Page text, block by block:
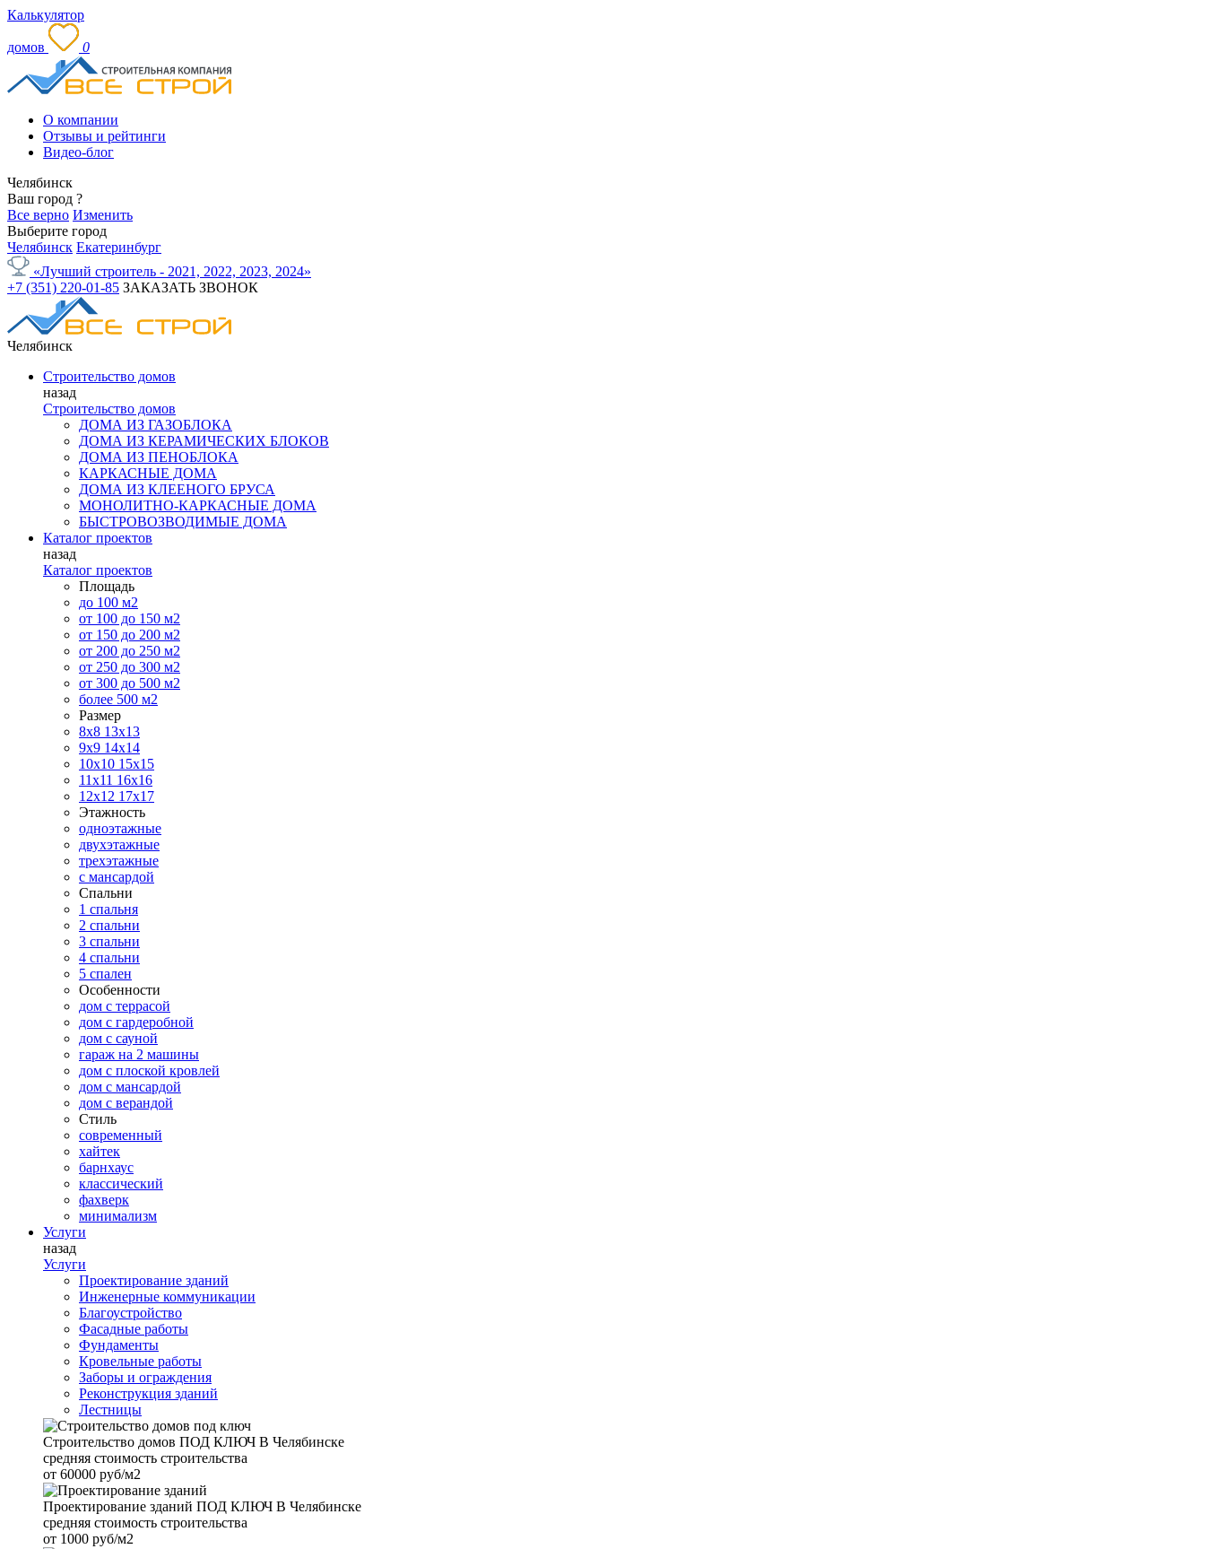
Калькулятор
домов 0
О компании
Отзывы и рейтинги
Видео-блог
Челябинск
Ваш город ?
Все верно Изменить
Выберите город
Челябинск Екатеринбург
«Лучший строитель - 2021, 2022, 2023, 2024»
+7 (351) 220-01-85 ЗАКАЗАТЬ ЗВОНОК
Челябинск
Строительство домов
назад
Строительство домов
ДОМА ИЗ ГАЗОБЛОКА
ДОМА ИЗ КЕРАМИЧЕСКИХ БЛОКОВ
ДОМА ИЗ ПЕНОБЛОКА
КАРКАСНЫЕ ДОМА
ДОМА ИЗ КЛЕЕНОГО БРУСА
МОНОЛИТНО-КАРКАСНЫЕ ДОМА
БЫСТРОВОЗВОДИМЫЕ ДОМА
Каталог проектов
назад
Каталог проектов
Площадь
до 100 м2
от 100 до 150 м2
от 150 до 200 м2
от 200 до 250 м2
от 250 до 300 м2
от 300 до 500 м2
более 500 м2
Размер
8х8 13х13
9х9 14х14
10х10 15х15
11x11 16х16
12х12 17х17
Этажность
одноэтажные
двухэтажные
трехэтажные
с мансардой
Спальни
1 спальня
2 спальни
3 спальни
4 спальни
5 спален
Особенности
дом с террасой
дом с гардеробной
дом с сауной
гараж на 2 машины
дом с плоской кровлей
дом с мансардой
дом с верандой
Стиль
современный
хайтек
барнхаус
классический
фахверк
минимализм
Услуги
назад
Услуги
Проектирование зданий
Инженерные коммуникации
Благоустройство
Фасадные работы
Фундаменты
Кровельные работы
Заборы и ограждения
Реконструкция зданий
Лестницы
Строительство домов ПОД КЛЮЧ В Челябинске
средняя стоимость строительства
от 60000 руб/м2
Проектирование зданий ПОД КЛЮЧ В Челябинске
средняя стоимость строительства
от 1000 руб/м2